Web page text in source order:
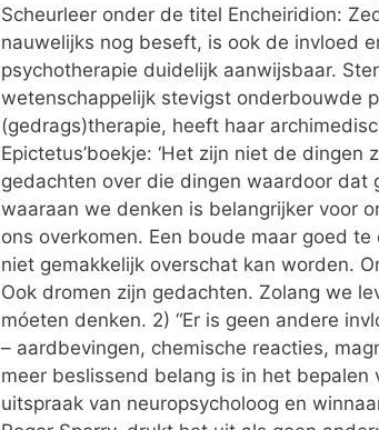
Scheurleer onder de titel Encheiridion:
nauwelijks nog beseft, is ook de invloed
psychotherapie duidelijk aanwijsbaar.
wetenschappelijk stevigst onderbouwde
(gedrags)therapie, heeft haar
Epictetus’boekje: ‘Het zijn niet de
gedachten over die dingen waardoor dat
waaraan we denken is belangrijker voor
ons overkomen. Een boude maar goed
niet gemakkelijk overschat kan worden.
Ook dromen zijn gedachten. Zolang we
móeten denken. 2) “Er is geen andere
– aardbevingen, chemische reacties,
meer beslissend belang is in het bepalen
uitspraak van neuropsycholoog en